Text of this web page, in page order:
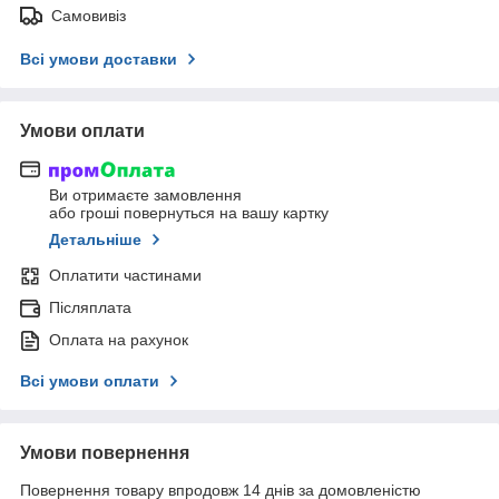
Самовивіз
Всі умови доставки
Умови оплати
Ви отримаєте замовлення
або гроші повернуться на вашу картку
Детальніше
Оплатити частинами
Післяплата
Оплата на рахунок
Всі умови оплати
Умови повернення
Повернення товару впродовж 14 днів за домовленістю